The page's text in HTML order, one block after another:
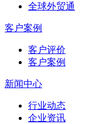
全球外贸通
客户案例
客户评价
客户案例
新闻中心
行业动态
企业资讯